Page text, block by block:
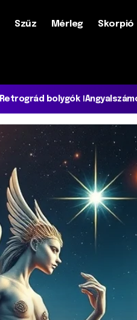
Szűz Mérleg Skorpió
Retrográd bolygók